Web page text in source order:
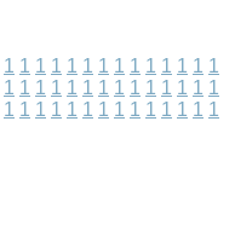
1 1 1 1 1 1 1 1 1 1 1 1 1 1
1 1 1 1 1 1 1 1 1 1 1 1 1 1
1 1 1 1 1 1 1 1 1 1 1 1 1 1